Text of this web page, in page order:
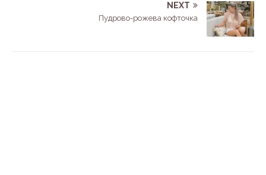
NEXT
Пудрово-рожева кофточка